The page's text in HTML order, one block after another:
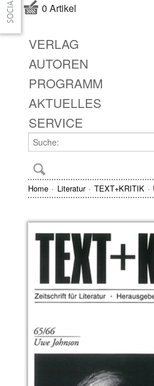
0 Artikel
VERLAG
AUTOREN
PROGRAMM
AKTUELLES
SERVICE
Home Literatur TEXT+KRITIK